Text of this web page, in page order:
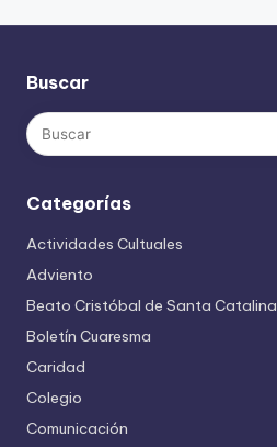
Buscar
Categorías
Actividades Cultuales
Adviento
Beato Cristóbal de Santa Catalina
Boletín Cuaresma
Caridad
Colegio
Comunicación